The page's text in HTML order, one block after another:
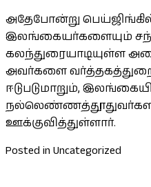
அதேபோன்று பெய்ஜிங்கில்
இலங்கையர்களையும்
கலந்துரையாடியுள்ள
அவர்களை
ஈடுபடுமாறும்,
ஊக்குவித்துள்ளார்.
Posted in Uncategorized